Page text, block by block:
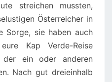
streichen mussten,
Österreicher in
Sorge, sie haben auch
Kap Verde-Reise
ein oder anderen
Nach gut dreieinhalb